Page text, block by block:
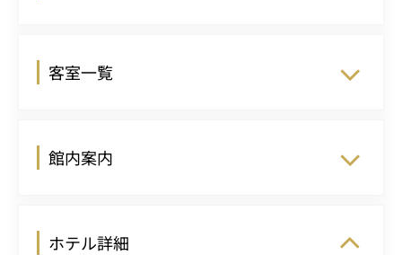
客室一覧
館内案内
ホテル詳細